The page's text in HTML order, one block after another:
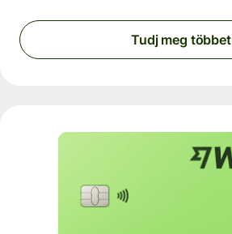
Tudj meg többet